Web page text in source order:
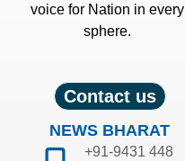
voice for Nation in every
sphere.
Contact us
NEWS BHARAT
+91-9431 448